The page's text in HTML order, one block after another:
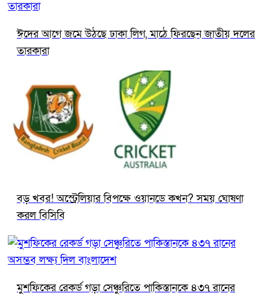
ঈদের আগে জমে উঠছে ঢাকা লিগ, মাঠে ফিরছেন জাতীয় দলের
তারকারা
বড় খবর! অস্ট্রেলিয়ার বিপক্ষে ওয়ানডে কখন? সময় ঘোষণা
করল বিসিবি
মুশফিকের রেকর্ড গড়া সেঞ্চুরিতে পাকিস্তানকে ৪৩৭ রানের